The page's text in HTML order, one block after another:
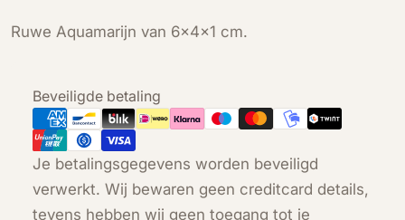
Ruwe Aquamarijn van 6x4x1 cm.
Beveiligde betaling
Betaalmethoden
Je betalingsgegevens worden beveiligd
verwerkt. Wij bewaren geen creditcard details,
tevens hebben wij geen toegang tot je